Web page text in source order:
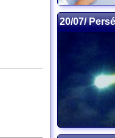
20/07/